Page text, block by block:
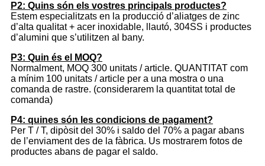
P2: Quins són els vostres principals productes?
Estem especialitzats en la producció d’aliatges de zinc
d’alta qualitat + acer inoxidable, llautó, 304SS i productes
d’alumini que s’utilitzen al bany.
P3: Quin és el MOQ?
Normalment, MOQ 300 unitats / article. QUANTITAT com
a mínim 100 unitats / article per a una mostra o una
comanda de rastre. (considerarem la quantitat total de
comanda)
P4: quines són les condicions de pagament?
Per T / T, dipòsit del 30% i saldo del 70% a pagar abans
de l’enviament des de la fàbrica. Us mostrarem fotos de
productes abans de pagar el saldo.